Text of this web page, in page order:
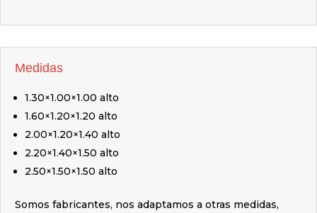
Medidas
1.30×1.00×1.00 alto
1.60×1.20×1.20 alto
2.00×1.20×1.40 alto
2.20×1.40×1.50 alto
2.50×1.50×1.50 alto
Somos fabricantes, nos adaptamos a otras medidas,